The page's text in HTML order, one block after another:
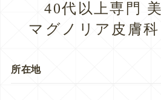
40代以上専門
マグノリア皮膚
所在地